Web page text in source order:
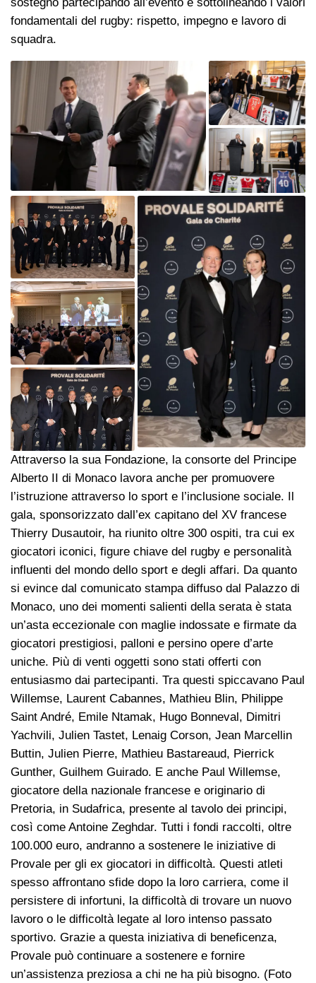
fondamentali del rugby: rispetto, impegno e lavoro di
squadra.
Attraverso la sua Fondazione, la consorte del Principe
Alberto II di Monaco lavora anche per promuovere
l’istruzione attraverso lo sport e l’inclusione sociale. Il
gala, sponsorizzato dall’ex capitano del XV francese
Thierry Dusautoir, ha riunito oltre 300 ospiti, tra cui ex
giocatori iconici, figure chiave del rugby e personalità
influenti del mondo dello sport e degli affari. Da quanto
si evince dal comunicato stampa diffuso dal Palazzo di
Monaco, uno dei momenti salienti della serata è stata
un’asta eccezionale con maglie indossate e firmate da
giocatori prestigiosi, palloni e persino opere d’arte
uniche. Più di venti oggetti sono stati offerti con
entusiasmo dai partecipanti. Tra questi spiccavano Paul
Willemse, Laurent Cabannes, Mathieu Blin, Philippe
Saint André, Emile Ntamak, Hugo Bonneval, Dimitri
Yachvili, Julien Tastet, Lenaig Corson, Jean Marcellin
Buttin, Julien Pierre, Mathieu Bastareaud, Pierrick
Gunther, Guilhem Guirado. E anche Paul Willemse,
giocatore della nazionale francese e originario di
Pretoria, in Sudafrica, presente al tavolo dei principi,
così come Antoine Zeghdar. Tutti i fondi raccolti, oltre
100.000 euro, andranno a sostenere le iniziative di
Provale per gli ex giocatori in difficoltà. Questi atleti
spesso affrontano sfide dopo la loro carriera, come il
persistere di infortuni, la difficoltà di trovare un nuovo
lavoro o le difficoltà legate al loro intenso passato
sportivo. Grazie a questa iniziativa di beneficenza,
Provale può continuare a sostenere e fornire
un’assistenza preziosa a chi ne ha più bisogno. (Foto